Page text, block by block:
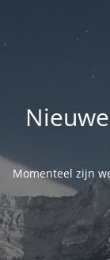
Momenteel zijn